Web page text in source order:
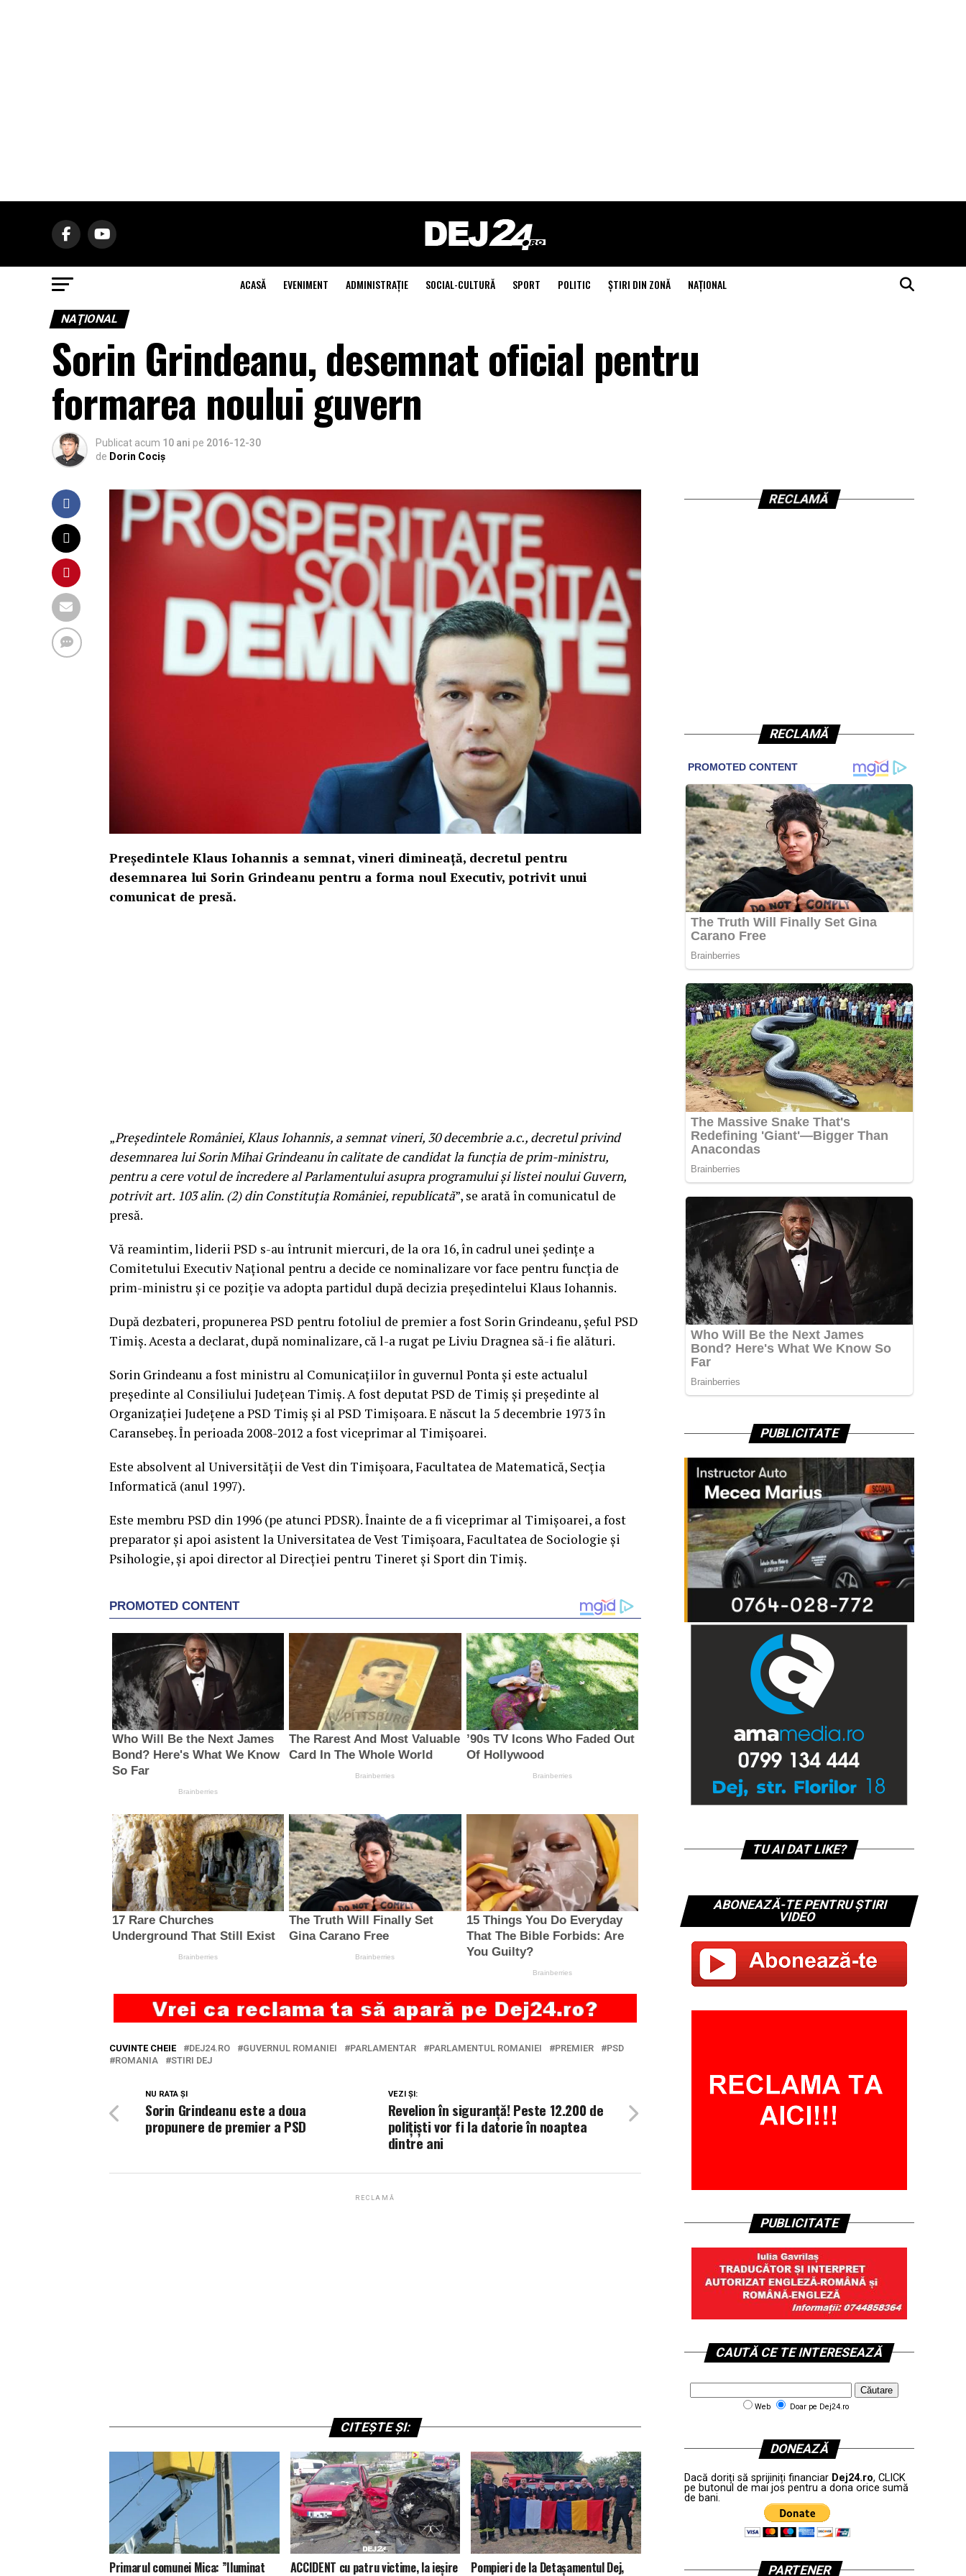
ACASĂ EVENIMENT ADMINISTRAŢIE SOCIAL-CULTURĂ SPORT POLITIC ŞTIRI DIN ZONĂ NAŢIONAL
NAŢIONAL
Sorin Grindeanu, desemnat oficial pentru
formarea noului guvern
Publicat acum 10 ani pe 2016-12-30
de Dorin Cociș
Preşedintele Klaus Iohannis a semnat, vineri dimineaţă, decretul pentru
desemnarea lui Sorin Grindeanu pentru a forma noul Executiv, potrivit unui
comunicat de presă.
„Preşedintele României, Klaus Iohannis, a semnat vineri, 30 decembrie a.c., decretul privind
desemnarea lui Sorin Mihai Grindeanu în calitate de candidat la funcţia de prim-ministru,
pentru a cere votul de încredere al Parlamentului asupra programului şi listei noului Guvern,
potrivit art. 103 alin. (2) din Constituţia României, republicată”, se arată în comunicatul de
presă.
Vă reamintim, liderii PSD s-au întrunit miercuri, de la ora 16, în cadrul unei ședințe a
Comitetului Executiv Național pentru a decide ce nominalizare vor face pentru funcția de
prim-ministru și ce poziție va adopta partidul după decizia președintelui Klaus Iohannis.
După dezbateri, propunerea PSD pentru fotoliul de premier a fost Sorin Grindeanu, șeful PSD
Timiș. Acesta a declarat, după nominalizare, că l-a rugat pe Liviu Dragnea să-i fie alături.
Sorin Grindeanu a fost ministru al Comunicațiilor în guvernul Ponta și este actualul
președinte al Consiliului Județean Timiș. A fost deputat PSD de Timiș și președinte al
Organizației Județene a PSD Timiș și al PSD Timișoara. E născut la 5 decembrie 1973 în
Caransebeș. În perioada 2008-2012 a fost viceprimar al Timișoarei.
Este absolvent al Universității de Vest din Timișoara, Facultatea de Matematică, Secția
Informatică (anul 1997).
Este membru PSD din 1996 (pe atunci PDSR). Înainte de a fi viceprimar al Timișoarei, a fost
preparator și apoi asistent la Universitatea de Vest Timișoara, Facultatea de Sociologie și
Psihologie, și apoi director al Direcției pentru Tineret și Sport din Timiș.
CUVINTE CHEIE DEJ24.RO GUVERNUL ROMANIEI PARLAMENTAR PARLAMENTUL ROMANIEI PREMIER
PSD
ROMANIA
STIRI DEJ
VEZI ȘI:
Revelion în siguranță! Peste 12.200 de
polițiști vor fi la datorie în noaptea
dintre ani
NU RATA ȘI
Sorin Grindeanu este a doua
propunere de premier a PSD
RECLAMĂ
CITEȘTE ȘI:
Primarul comunei Mica: ”Iluminat ACCIDENT cu patru victime, la ieșire Pompieri de la Detașamentul Dej,
RECLAMĂ
RECLAMĂ
PUBLICITATE
TU AI DAT LIKE?
ABONEAZĂ-TE PENTRU ȘTIRI
VIDEO
PUBLICITATE
CAUTĂ CE TE INTERESEAZĂ
Web Doar pe Dej24.ro
DONEAZĂ
Dacă doriți să sprijiniți financiar Dej24.ro, CLICK
pe butonul de mai jos pentru a dona orice sumă
de bani.
PARTENER